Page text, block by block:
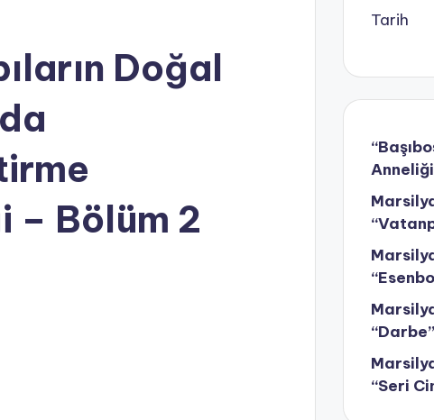
Doğal
– Bölüm 2
Tarih
“Darbe”
“Seri